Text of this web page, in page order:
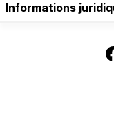
Informations